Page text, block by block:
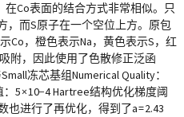
在Co表面的结合方式非常相似。只
，而S原子在一个空位上方。原包
Co，橙色表示Na，黄色表示S，红
附，因此使用了色散修正泛函
冻芯基组Numerical Quality：
5 × 10−4 Hartree结构优化梯度阈
也进行了再优化，得到了a = 2.43